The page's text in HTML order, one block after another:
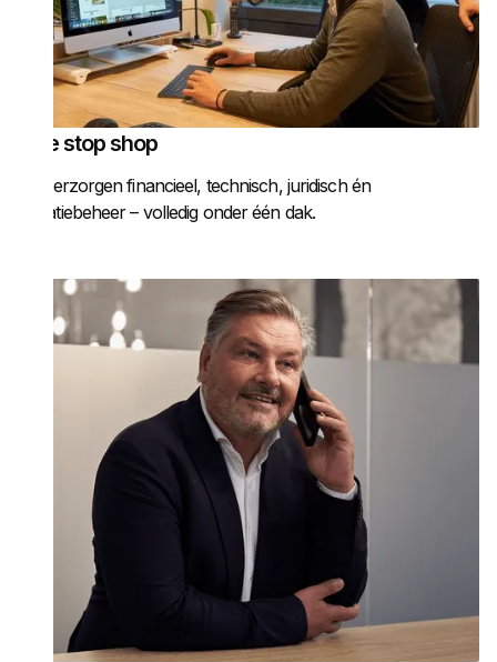
One stop shop
Wij verzorgen financieel, technisch, juridisch én
mutatiebeheer – volledig onder één dak.